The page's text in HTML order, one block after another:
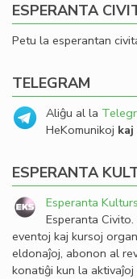
ESPERANTA
Petu la esperantan
TELEGRAM
Aliĝu al la
HeKomunikoj
ESPERANTA
Esperanta
Esperanta
eventoj kaj kursoj
eldonaĵoj, abonon al
konatiĝi kun la